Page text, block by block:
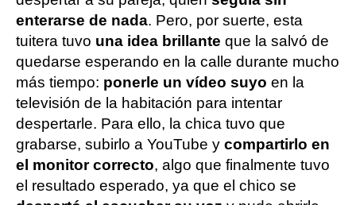
enterarse de nada. Pero, por suerte, esta
tuitera tuvo una idea brillante que la salvó de
quedarse esperando en la calle durante mucho
más tiempo: ponerle un vídeo suyo en la
televisión de la habitación para intentar
despertarle. Para ello, la chica tuvo que
grabarse, subirlo a YouTube y compartirlo en
el monitor correcto, algo que finalmente tuvo
el resultado esperado, ya que el chico se